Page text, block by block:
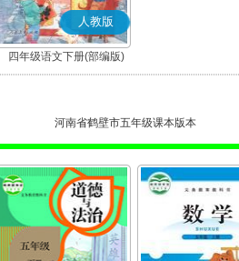
人教版
四年级语文下册(部编版)
河南省鹤壁市五年级课本版本